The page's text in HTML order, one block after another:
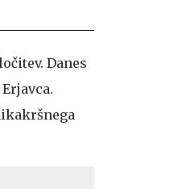
Danes